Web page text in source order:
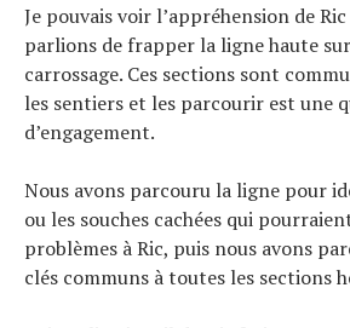
Je pouvais voir l’appréhension de
parlions de frapper la ligne haute
carrossage. Ces sections sont
les sentiers et les parcourir est une
d’engagement.
Nous avons parcouru la ligne pour
ou les souches cachées qui
problèmes à Ric, puis nous avons
clés communs à toutes les sections